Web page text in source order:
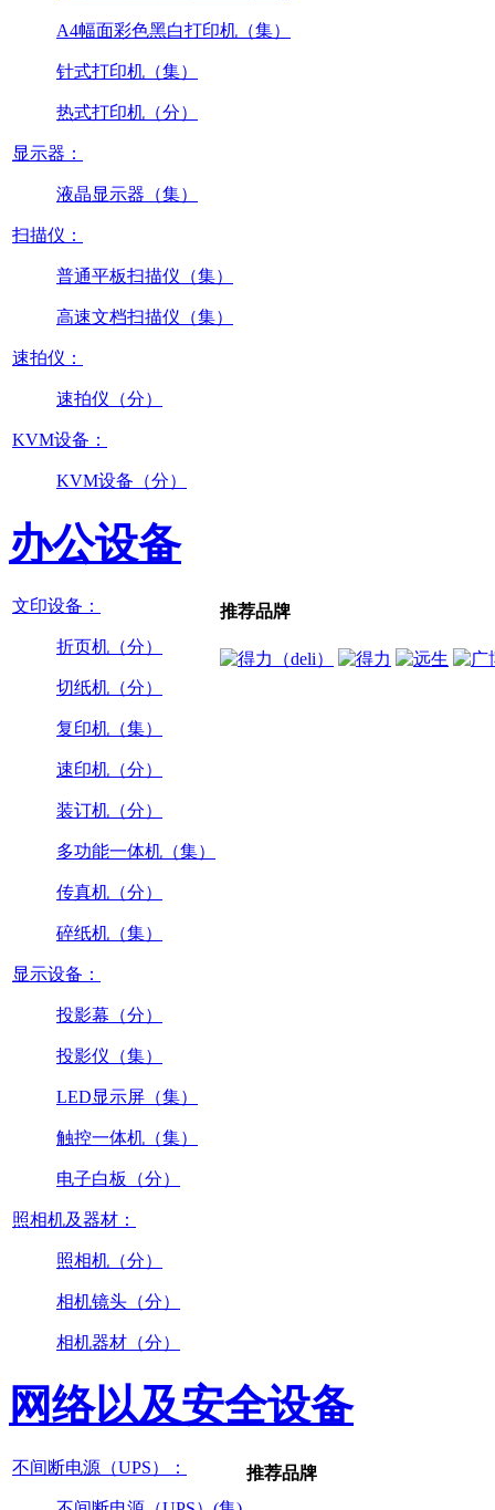
A4幅面彩色黑白打印机（集）
针式打印机（集）
热式打印机（分）
显示器：
液晶显示器（集）
扫描仪：
普通平板扫描仪（集）
高速文档扫描仪（集）
速拍仪：
速拍仪（分）
KVM设备：
KVM设备（分）
办公设备
文印设备：
折页机（分）
切纸机（分）
复印机（集）
速印机（分）
装订机（分）
多功能一体机（集）
传真机（分）
碎纸机（集）
显示设备：
投影幕（分）
投影仪（集）
LED显示屏（集）
触控一体机（集）
电子白板（分）
照相机及器材：
照相机（分）
相机镜头（分）
相机器材（分）
推荐品牌
网络以及安全设备
不间断电源（UPS）： 推荐品牌